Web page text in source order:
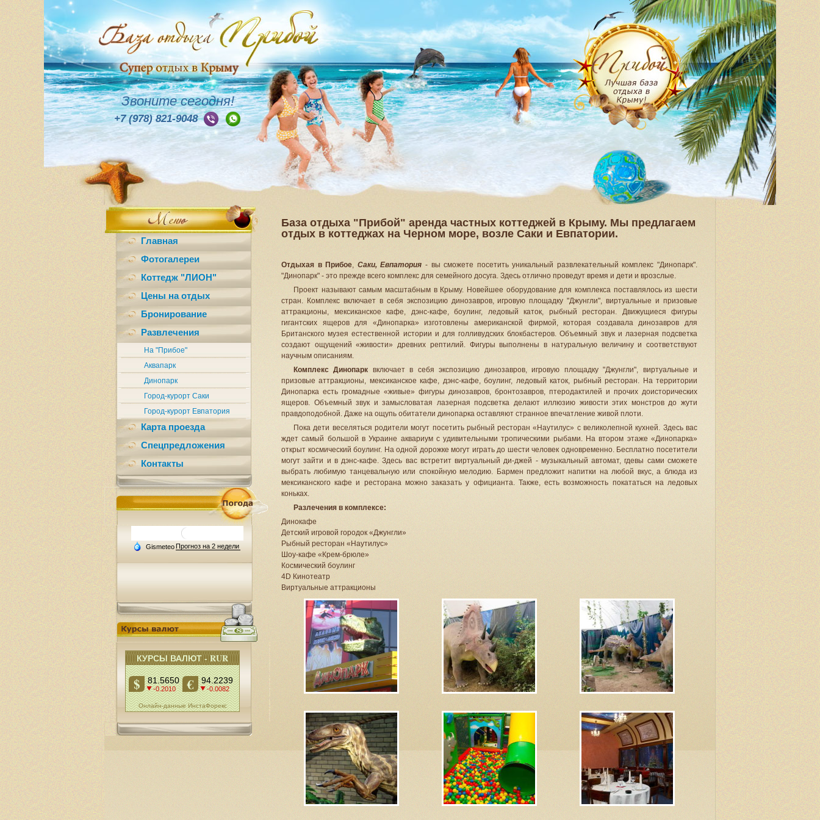
Звоните сегодня!
+7 (978) 821-9048
Главная
Фотогалереи
Коттедж "ЛИОН"
Цены на отдых
Бронирование
Развлечения
На "Прибое"
Аквапарк
Динопарк
Город-курорт Саки
Город-курорт Евпатория
Карта проезда
Спецпредложения
Контакты
База отдыха "Прибой" аренда частных коттеджей в Крыму. Мы предлагаем
отдых в коттеджах на Черном море, возле Саки и Евпатории.
Отдыхая в Прибое, Саки, Евпатория - вы сможете посетить уникальный развлекательный комплекс "Динопарк".
"Динопарк" - это прежде всего комплекс для семейного досуга. Здесь отлично проведут время и дети и врозслые.
Проект называют самым масштабным в Крыму. Новейшее оборудование для комплекса поставлялось из шести
стран. Комплекс включает в себя экспозицию динозавров, игровую площадку "Джунгли", виртуальные и призовые
аттракционы, мексиканское кафе, дэнс-кафе, боулинг, ледовый каток, рыбный ресторан. Движущиеся фигуры
гигантских ящеров для «Динопарка» изготовлены американской фирмой, которая создавала динозавров для
Британского музея естественной истории и для голливудских блокбастеров. Объемный звук и лазерная подсветка
создают ощущений «живости» древних рептилий. Фигуры выполнены в натуральную величину и соответствуют
научным описаниям.
Комплекс Динопарк включает в себя экспозицию динозавров, игровую площадку "Джунгли", виртуальные и
призовые аттракционы, мексиканское кафе, дэнс-кафе, боулинг, ледовый каток, рыбный ресторан. На территории
Динопарка есть громадные «живые» фигуры динозавров, бронтозавров, птеродактилей и прочих доисторических
ящеров. Объемный звук и замысловатая лазерная подсветка делают иллюзию живости этих монстров до жути
правдоподобной. Даже на ощупь обитатели динопарка оставляют странное впечатление живой плоти.
Пока дети веселяться родители могут посетить рыбный ресторан «Наутилус» с великолепной кухней. Здесь вас
ждет самый большой в Украине аквариум с удивительными тропическими рыбами. На втором этаже «Динопарка»
открыт космический боулинг. На одной дорожке могут играть до шести человек одновременно. Бесплатно посетители
могут зайти и в дэнс-кафе. Здесь вас встретит виртуальный ди-джей - музыкальный автомат, гдевы сами сможете
выбрать любимую танцевальную или спокойную мелодию. Бармен предложит напитки на любой вкус, а блюда из
мексиканского кафе и ресторана можно заказать у официанта. Также, есть возможность покататься на ледовых
коньках.
Разлечения в комплексе:
Динокафе
Детский игровой городок «Джунгли»
Рыбный ресторан «Наутилус»
Шоу-кафе «Крем-брюле»
Космический боулинг
4D Кинотеатр
Виртуальные аттракционы